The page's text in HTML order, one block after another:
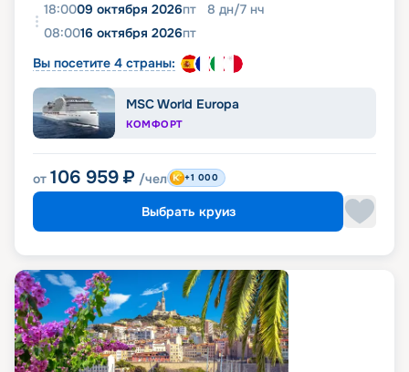
18:0009 октября 2026пт 8 дн/7 нч
08:0016 октября 2026пт
Вы посетите 4 страны:
MSC World Europa
КОМФОРТ
от 106 959 ₽ /чел +1 000
Выбрать круиз